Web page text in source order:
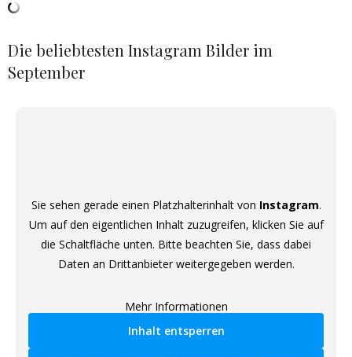
Die beliebtesten Instagram Bilder im
September
Sie sehen gerade einen Platzhalterinhalt von Instagram.
Um auf den eigentlichen Inhalt zuzugreifen, klicken Sie auf
die Schaltfläche unten. Bitte beachten Sie, dass dabei
Daten an Drittanbieter weitergegeben werden.
Mehr Informationen
Inhalt entsperren